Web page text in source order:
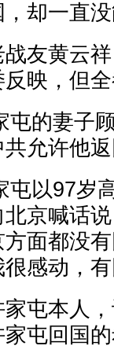
却一直没
友黄云
映，但
屯的妻子
允许他
屯以97岁
京喊话
面都没
感动，
屯本人
屯回国